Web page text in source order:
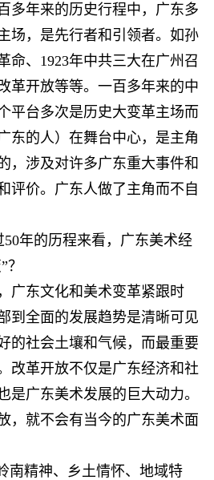
多年来的历史行程中，广东多
场，是先行者和引领者。如孙
命、1923年中共三大在广州召
革开放等等。一百多年来的中
平台多次是历史大变革主场而
东的人）在舞台中心，是主角
，涉及对许多广东重大事件和
评价。广东人做了主角而不自
50年的历程来看，广东美术经
广东文化和美术变革紧跟时
到全面的发展趋势是清晰可见
的社会土壤和气候，而最重要
改革开放不仅是广东经济和社
是广东美术发展的巨大动力。
，就不会有当今的广东美术面
南精神、乡土情怀、地域特